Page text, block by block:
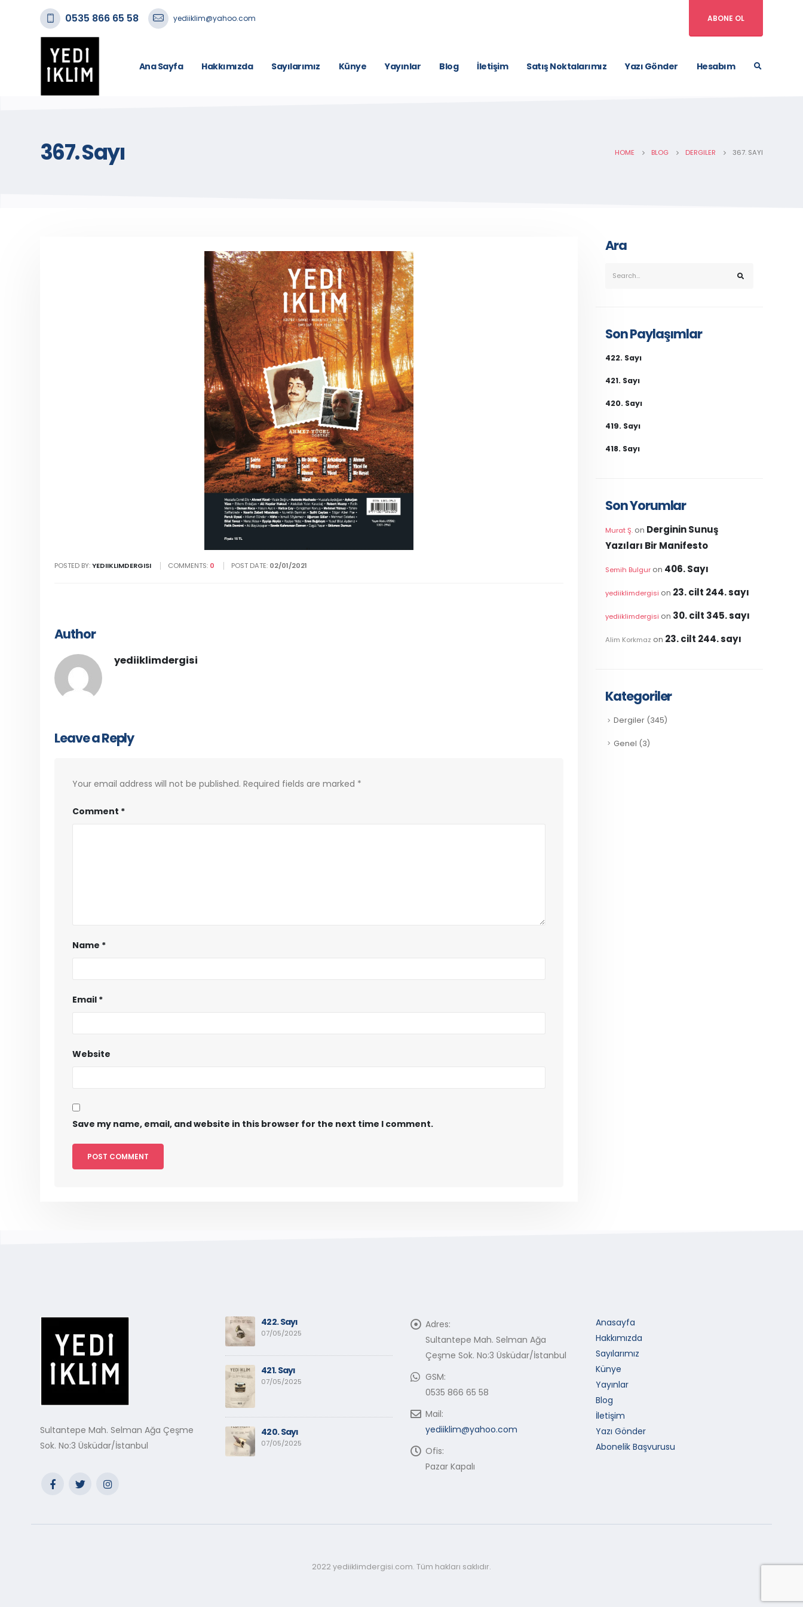
0535 866 65 58 yediiklim@yahoo.com ABONE OL
Ana Sayfa Hakkımızda Sayılarımız Künye Yayınlar Blog İletişim Satış Noktalarımız Yazı Gönder Hesabım
367. Sayı HOME BLOG DERGILER 367. SAYI
POSTED BY:YEDIIKLIMDERGISI COMMENTS: 0 POST DATE: 02/01/2021
Author
yediiklimdergisi
Leave a Reply
Your email address will not be published. Required fields are marked *
Comment *
Name *
Email *
Website
Save my name, email, and website in this browser for the next time I comment.
Ara
Son Paylaşımlar
422. Sayı
421. Sayı
420. Sayı
419. Sayı
418. Sayı
Son Yorumlar
Murat Ş. on Derginin Sunuş
Yazıları Bir Manifesto
Semih Bulgur on 406. Sayı
yediiklimdergisi on 23. cilt 244. sayı
yediiklimdergisi on 30. cilt 345. sayı
Alim Korkmaz on 23. cilt 244. sayı
Kategoriler
Dergiler (345)
Genel (3)
Sultantepe Mah. Selman Ağa Çeşme
Sok. No:3 Üsküdar/İstanbul
422. Sayı
07/05/2025
421. Sayı
07/05/2025
420. Sayı
07/05/2025
Adres:
Sultantepe Mah. Selman Ağa
Çeşme Sok. No:3 Üsküdar/İstanbul
GSM:
0535 866 65 58
Mail:
yediiklim@yahoo.com
Ofis:
Pazar Kapalı
Anasayfa
Hakkımızda
Sayılarımız
Künye
Yayınlar
Blog
İletişim
Yazı Gönder
Abonelik Başvurusu
2022 yediiklimdergisi.com. Tüm hakları saklıdır.